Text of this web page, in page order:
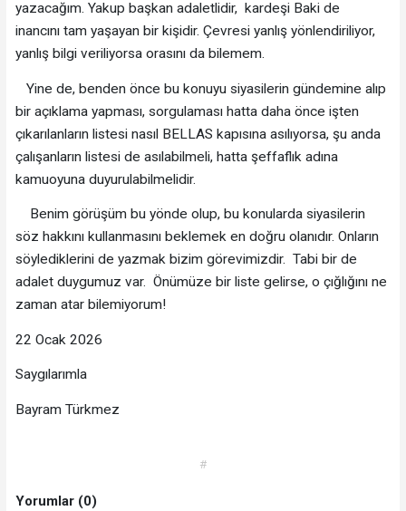
yazacağım. Yakup başkan adaletlidir, kardeşi Baki de
inancını tam yaşayan bir kişidir. Çevresi yanlış yönlendiriliyor,
yanlış bilgi veriliyorsa orasını da bilemem.
Yine de, benden önce bu konuyu siyasilerin gündemine alıp
bir açıklama yapması, sorgulaması hatta daha önce işten
çıkarılanların listesi nasıl BELLAS kapısına asılıyorsa, şu anda
çalışanların listesi de asılabilmeli, hatta şeffaflık adına
kamuoyuna duyurulabilmelidir.
Benim görüşüm bu yönde olup, bu konularda siyasilerin
söz hakkını kullanmasını beklemek en doğru olanıdır. Onların
söylediklerini de yazmak bizim görevimizdir. Tabi bir de
adalet duygumuz var. Önümüze bir liste gelirse, o çığlığını ne
zaman atar bilemiyorum!
22 Ocak 2026
Saygılarımla
Bayram Türkmez
#
Yorumlar (0)